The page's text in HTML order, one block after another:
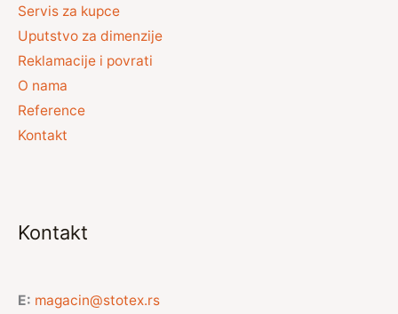
Servis za kupce
Uputstvo za dimenzije
Reklamacije i povrati
O nama
Reference
Kontakt
Kontakt
E: magacin@stotex.rs